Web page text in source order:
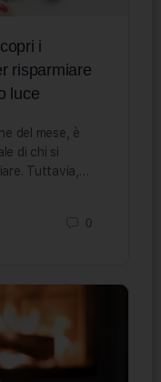
i
risparmiare
luce
del mese, è
di chi si
Tuttavia,…
0